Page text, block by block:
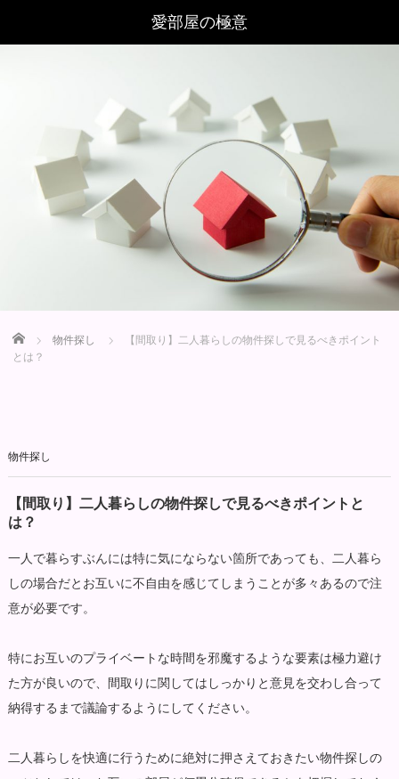
Home 物件探し
【間取り】二人暮らしの物件探しで見るべきポイント
とは？
物件探し
【間取り】二人暮らしの物件探しで見るべきポイントと
は？
一人で暮らすぶんには特に気にならない箇所であっても、二人暮ら
しの場合だとお互いに不自由を感じてしまうことが多々あるので注
意が必要です。
特にお互いのプライベートな時間を邪魔するような要素は極力避け
た方が良いので、間取りに関してはしっかりと意見を交わし合って
納得するまで議論するようにしてください。
二人暮らしを快適に行うために絶対に押さえておきたい物件探しの